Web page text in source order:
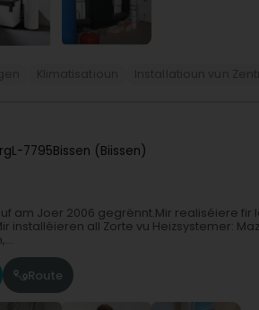
L-7795Bissen (Biissen)
am Joer 2006 gegrënnt.Mir realiséiere fir
installéieren all Zorte vu Heizsystemer:
Route